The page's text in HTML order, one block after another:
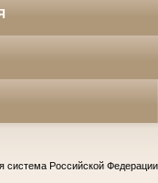
система Российской